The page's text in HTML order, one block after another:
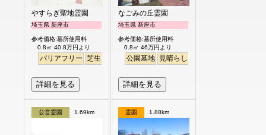
やすらぎ聖地霊園
埼玉県 新座市
参考価格:墓所使用料
0.8㎡ 40.8万円より
バリアフリー 芝生 明るい
詳細を見る
なごみの丘霊園
埼玉県 新座市
参考価格:墓所使用料
0.8㎡ 46万円より
公園墓地 見晴らし・眺望
詳細を見る
公営霊園 1.69km 霊園 1.88km